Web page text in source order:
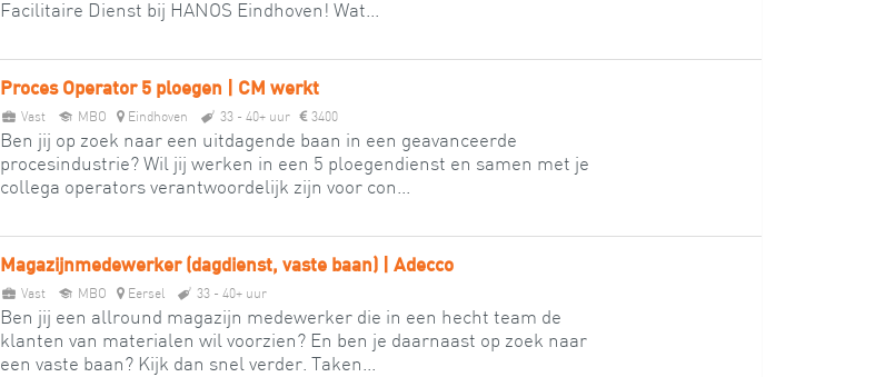
Facilitaire Dienst bij HANOS Eindhoven! Wat...
Proces Operator 5 ploegen | CM werkt
Vast MBO Eindhoven 33 - 40+ uur 3400
Ben jij op zoek naar een uitdagende baan in een geavanceerde
procesindustrie? Wil jij werken in een 5 ploegendienst en samen met je
collega operators verantwoordelijk zijn voor con...
Magazijnmedewerker (dagdienst, vaste baan) | Adecco
Vast MBO Eersel 33 - 40+ uur
Ben jij een allround magazijn medewerker die in een hecht team de
klanten van materialen wil voorzien? En ben je daarnaast op zoek naar
een vaste baan? Kijk dan snel verder. Taken...